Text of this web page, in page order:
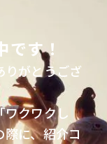
す！
りがとうござ
ワクワクし
際に、紹介コ